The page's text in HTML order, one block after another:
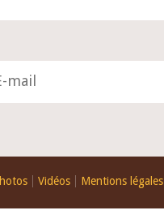
Vidéos Mentions légales